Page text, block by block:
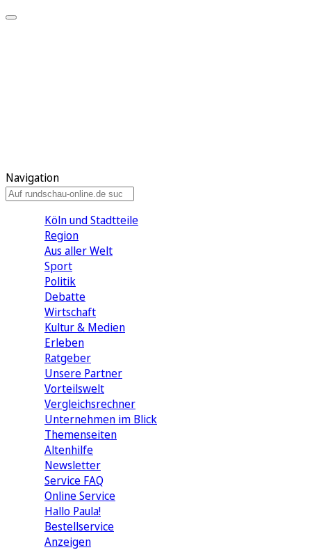
Navigation
Köln und Stadtteile
Region
Aus aller Welt
Sport
Politik
Debatte
Wirtschaft
Kultur & Medien
Erleben
Ratgeber
Unsere Partner
Vorteilswelt
Vergleichsrechner
Unternehmen im Blick
Themenseiten
Altenhilfe
Newsletter
Service FAQ
Online Service
Hallo Paula!
Bestellservice
Anzeigen